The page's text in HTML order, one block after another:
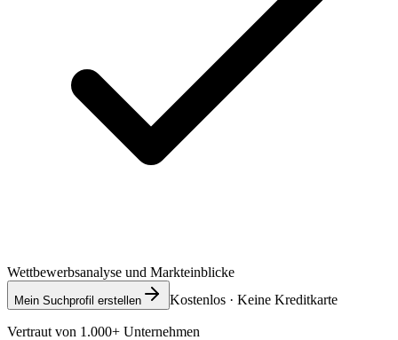
Wettbewerbsanalyse und Markteinblicke
Mein Suchprofil erstellen Kostenlos · Keine Kreditkarte
Vertraut von 1.000+ Unternehmen